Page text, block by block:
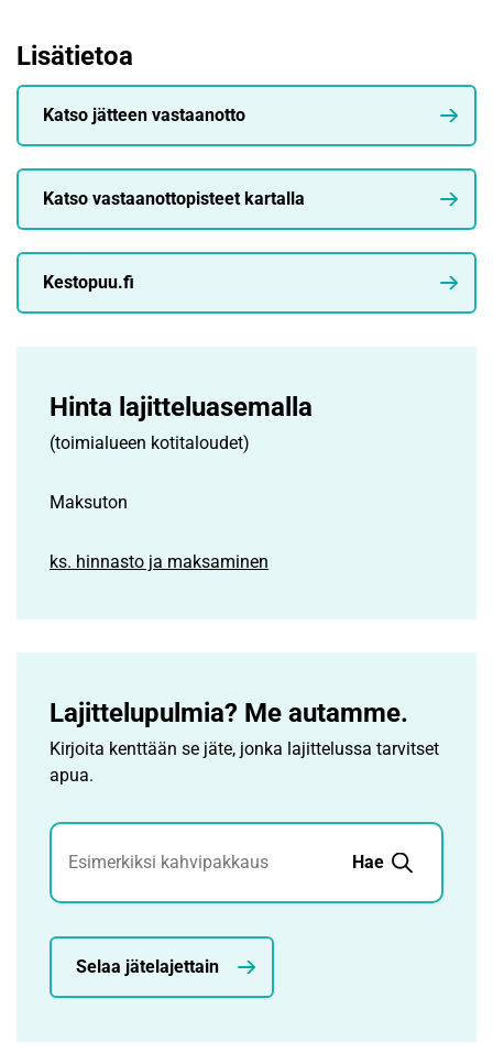
Lisätietoa
Katso jätteen vastaanotto
Katso vastaanottopisteet kartalla
Kestopuu.fi
Hinta lajitteluasemalla
(toimialueen kotitaloudet)
Maksuton
ks. hinnasto ja maksaminen
Lajittelupulmia? Me autamme.
Kirjoita kenttään se jäte, jonka lajittelussa tarvitset
apua.
Jätehaku
Hae
Selaa jätelajettain